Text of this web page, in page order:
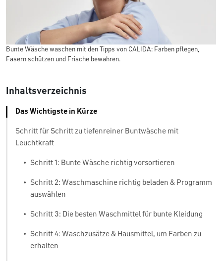
Bunte Wäsche waschen mit den Tipps von CALIDA: Farben pflegen,
Fasern schützen und Frische bewahren.
Inhaltsverzeichnis
Das Wichtigste in Kürze
Schritt für Schritt zu tiefenreiner Buntwäsche mit
Leuchtkraft
• Schritt 1: Bunte Wäsche richtig vorsortieren
•
Schritt 2: Waschmaschine richtig beladen & Programm
auswählen
• Schritt 3: Die besten Waschmittel für bunte Kleidung
•
Schritt 4: Waschzusätze & Hausmittel, um Farben zu
erhalten